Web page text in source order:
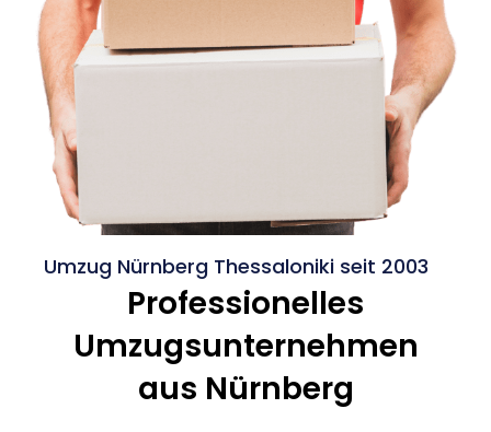
Umzug Nürnberg Thessaloniki seit 2003
Professionelles
Umzugsunternehmen
aus Nürnberg